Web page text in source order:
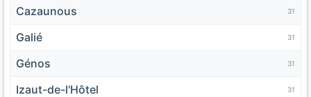
Cazaunous 31
Galié 31
Génos 31
Izaut-de-l'Hôtel 31